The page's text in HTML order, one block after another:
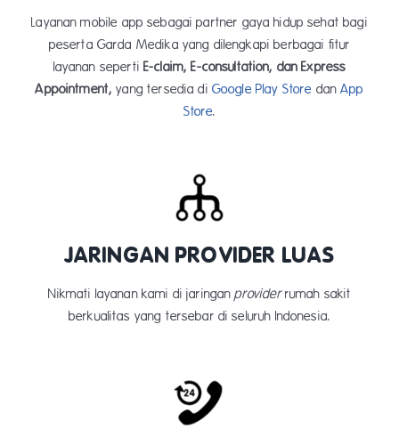
Layanan mobile app sebagai partner gaya hidup sehat bagi
peserta Garda Medika yang dilengkapi berbagai fitur
layanan seperti E-claim, E-consultation, dan Express
Appointment, yang tersedia di Google Play Store danApp
Store.​
JARINGAN PROVIDER LUAS
Nikmati layanan kami di jaringanproviderrumah sakit
berkualitas yang tersebar di seluruh Indonesia.